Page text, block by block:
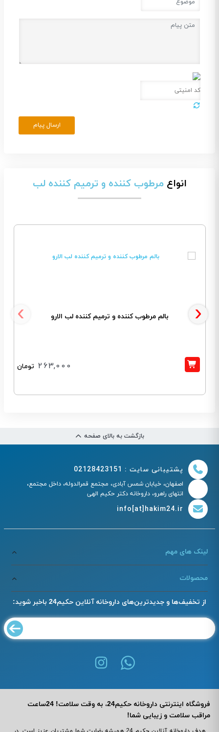
ارسال پیام
انواعمرطوب کننده و ترمیم کننده لب
بالم مرطوب کننده و ترمیم کننده لب الارو
263,000 تومان
‹ ›
بازگشت به بالای صفحه
پشتیبانی سایت : 02128423151
اصفهان، خیابان شمس آبادی، مجتمع قمرالدوله، داخل مجتمع،
انتهای راهرو، داروخانه دکتر حکیم الهی
info[at]hakim24.ir
لینک های مهم
محصولات
از تخفیف‌ها و جدیدترین‌های داروخانه آنلاین حکیم24 باخبر شوید:
فروشگاه اینترنتی داروخانه حکیم24، به وقت سلامت! 24ساعت
مراقب سلامت و زیبایی شما!